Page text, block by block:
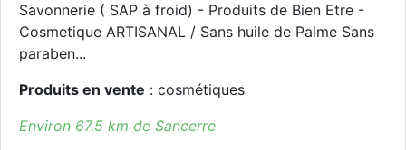
Savonnerie ( SAP à froid) - Produits de Bien Etre -
Cosmetique ARTISANAL / Sans huile de Palme Sans
paraben...
Produits en vente : cosmétiques
Environ 67.5 km de Sancerre